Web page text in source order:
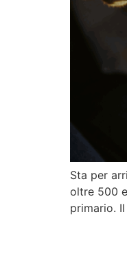
Sta per
oltre 500
primario.